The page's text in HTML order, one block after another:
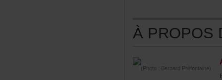
(Photo:BernardPréfontaine)